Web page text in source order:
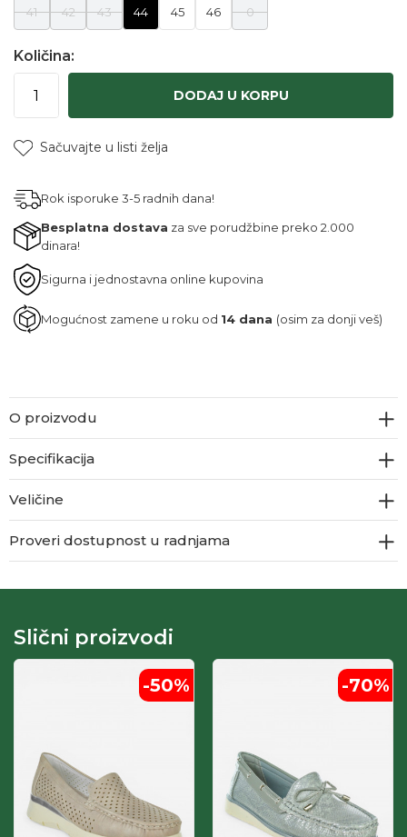
41 42 43 44 45 46 0
Količina:
DODAJ U KORPU
Sačuvajte u listi želja
Rok isporuke 3-5 radnih dana!
Besplatna dostava za sve porudžbine preko 2.000
dinara!
Sigurna i jednostavna online kupovina
Mogućnost zamene u roku od 14 dana (osim za donji veš)
O proizvodu
Specifikacija
Veličine
Proveri dostupnost u radnjama
Slični proizvodi
-50% -70%